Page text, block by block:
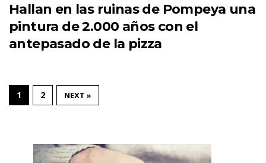
Hallan en las ruinas de Pompeya una
pintura de 2.000 años con el
antepasado de la pizza
1 2 NEXT »